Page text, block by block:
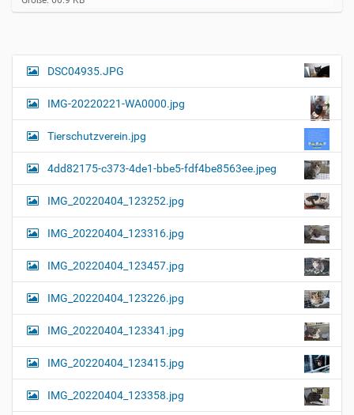
e
e
i
l
r
e
…
N
v
i
g
a
t
i
o
n
DSC04935.JPG
IMG-20220221-WA0000.jpg
Tierschutzverein.jpg
4dd82175-c373-4de1-bbe5-fdf4be8563ee.jpeg
IMG_20220404_123252.jpg
IMG_20220404_123316.jpg
IMG_20220404_123457.jpg
IMG_20220404_123226.jpg
IMG_20220404_123341.jpg
IMG_20220404_123415.jpg
IMG_20220404_123358.jpg